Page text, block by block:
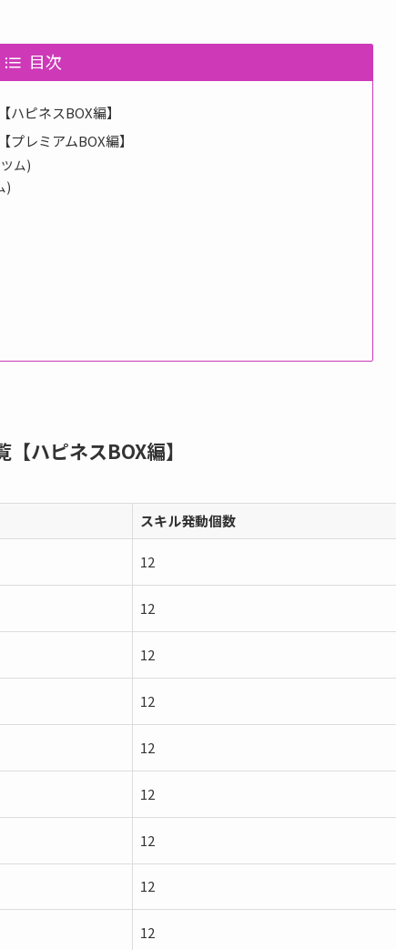
目次
ピネスBOX編】
レミアムBOX編】
ム)
)
ハピネスBOX編】
スキル発動個数
12
12
12
12
12
12
12
12
12